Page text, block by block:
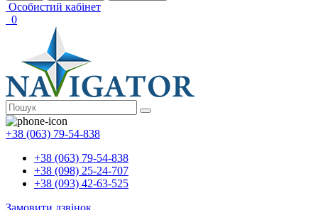
Особистий кабінет
0
+38 (063) 79-54-838
+38 (063) 79-54-838
+38 (098) 25-24-707
+38 (093) 42-63-525
Замовити дзвінок